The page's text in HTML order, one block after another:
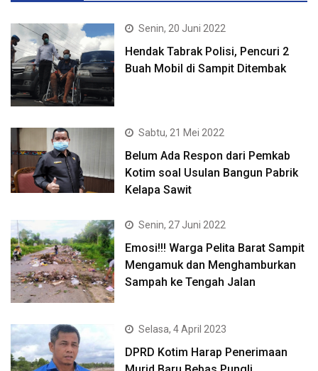
Senin, 20 Juni 2022
Hendak Tabrak Polisi, Pencuri 2
Buah Mobil di Sampit Ditembak
Sabtu, 21 Mei 2022
Belum Ada Respon dari Pemkab
Kotim soal Usulan Bangun Pabrik
Kelapa Sawit
Senin, 27 Juni 2022
Emosi!!! Warga Pelita Barat Sampit
Mengamuk dan Menghamburkan
Sampah ke Tengah Jalan
Selasa, 4 April 2023
DPRD Kotim Harap Penerimaan